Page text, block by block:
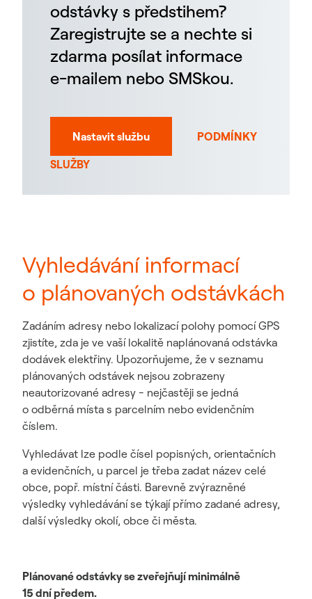
odstávky s předstihem?
Zaregistrujte se a nechte si
zdarma posílat informace
e-mailem nebo SMSkou.
Nastavit službu
PODMÍNKY
SLUŽBY
Vyhledávání informací
o plánovaných odstávkách
Zadáním adresy nebo lokalizací polohy pomocí GPS
zjistíte, zda je ve vaší lokalitě naplánovaná odstávka
dodávek elektřiny. Upozorňujeme, že v seznamu
plánovaných odstávek nejsou zobrazeny
neautorizované adresy - nejčastěji se jedná
o odběrná místa s parcelním nebo evidenčním
číslem.
Vyhledávat lze podle čísel popisných, orientačních
a evidenčních, u parcel je třeba zadat název celé
obce, popř. místní části. Barevně zvýrazněné
výsledky vyhledávání se týkají přímo zadané adresy,
další výsledky okolí, obce či města.
Plánované odstávky se zveřejňují minimálně
15 dní předem.